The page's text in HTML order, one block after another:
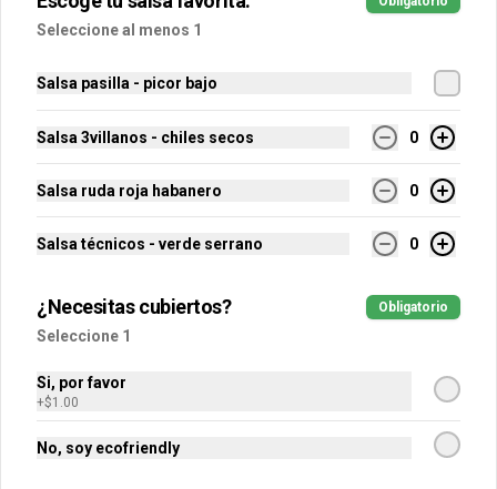
Torta de tus chilaquiles rellenos
$120.00
Conócenos
Encuéntranos
Seleccione al menos 1
Salsa pasilla - picor bajo
Salsa 3villanos - chiles secos 0
Salsa ruda roja habanero 0
Salsa técnicos - verde serrano 0
¿Necesitas cubiertos? Obligatorio
Seleccione 1
Si, por favor
+$1.00
No, soy ecofriendly